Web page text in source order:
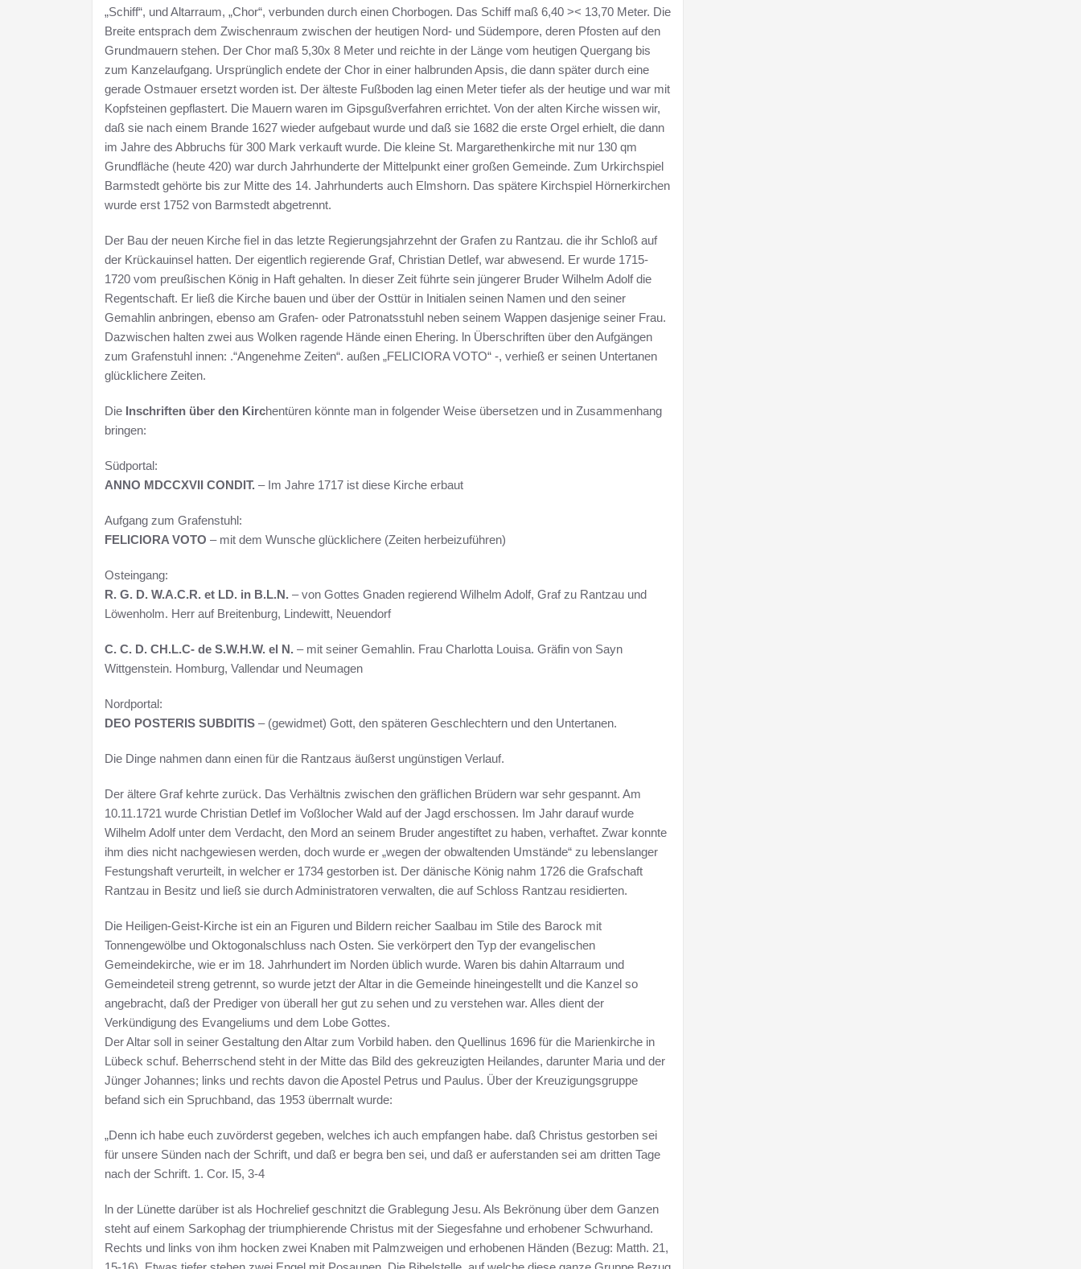
„Schiff“, und Altarraum, „Chor“, verbunden durch einen Chorbogen. Das Schiff maß 6,40 >< 13,70 Meter. Die
Breite entsprach dem Zwischenraum zwischen der heutigen Nord- und Südempore, deren Pfosten auf den
Grundmauern stehen. Der Chor maß 5,30x 8 Meter und reichte in der Länge vom heutigen Quergang bis
zum Kanzelaufgang. Ursprünglich endete der Chor in einer halbrunden Apsis, die dann später durch eine
gerade Ostmauer ersetzt worden ist. Der älteste Fußboden lag einen Meter tiefer als der heutige und war mit
Kopfsteinen gepflastert. Die Mauern waren im Gipsgußverfahren errichtet. Von der alten Kirche wissen wir,
daß sie nach einem Brande 1627 wieder aufgebaut wurde und daß sie 1682 die erste Orgel erhielt, die dann
im Jahre des Abbruchs für 300 Mark verkauft wurde. Die kleine St. Margarethenkirche mit nur 130 qm
Grundfläche (heute 420) war durch Jahrhunderte der Mittelpunkt einer großen Gemeinde. Zum Urkirchspiel
Barmstedt gehörte bis zur Mitte des 14. Jahrhunderts auch Elmshorn. Das spätere Kirchspiel Hörnerkirchen
wurde erst 1752 von Barmstedt abgetrennt.
Der Bau der neuen Kirche ﬁel in das letzte Regierungsjahrzehnt der Grafen zu Rantzau. die ihr Schloß auf
der Krückauinsel hatten. Der eigentlich regierende Graf, Christian Detlef, war abwesend. Er wurde 1715-
1720 vom preußischen König in Haft gehalten. In dieser Zeit führte sein jüngerer Bruder Wilhelm Adolf die
Regentschaft. Er ließ die Kirche bauen und über der Osttür in Initialen seinen Namen und den seiner
Gemahlin anbringen, ebenso am Grafen- oder Patronatsstuhl neben seinem Wappen dasjenige seiner Frau.
Dazwischen halten zwei aus Wolken ragende Hände einen Ehering. ln Überschriften über den Aufgängen
zum Grafenstuhl innen: .“Angenehme Zeiten“. außen „FELICIORA VOTO“ -, verhieß er seinen Untertanen
glücklichere Zeiten.
Die Inschriften über den Kirchentüren könnte man in folgender Weise übersetzen und in Zusammenhang
bringen:
Südportal:
ANNO MDCCXVII CONDIT. – Im Jahre 1717 ist diese Kirche erbaut
Aufgang zum Grafenstuhl:
FELICIORA VOTO – mit dem Wunsche glücklichere (Zeiten herbeizuführen)
Osteingang:
R. G. D. W.A.C.R. et LD. in B.L.N. – von Gottes Gnaden regierend Wilhelm Adolf, Graf zu Rantzau und
Löwenholm. Herr auf Breitenburg, Lindewitt, Neuendorf
C. C. D. CH.L.C- de S.W.H.W. el N. – mit seiner Gemahlin. Frau Charlotta Louisa. Gräfin von Sayn
Wittgenstein. Homburg, Vallendar und Neumagen
Nordportal:
DEO POSTERIS SUBDITIS – (gewidmet) Gott, den späteren Geschlechtern und den Untertanen.
Die Dinge nahmen dann einen für die Rantzaus äußerst ungünstigen Verlauf.
Der ältere Graf kehrte zurück. Das Verhältnis zwischen den gräﬂichen Brüdern war sehr gespannt. Am
10.11.1721 wurde Christian Detlef im Voßlocher Wald auf der Jagd erschossen. Im Jahr darauf wurde
Wilhelm Adolf unter dem Verdacht, den Mord an seinem Bruder angestiftet zu haben, verhaftet. Zwar konnte
ihm dies nicht nachgewiesen werden, doch wurde er „wegen der obwaltenden Umstände“ zu lebenslanger
Festungshaft verurteilt, in welcher er 1734 gestorben ist. Der dänische König nahm 1726 die Grafschaft
Rantzau in Besitz und ließ sie durch Administratoren verwalten, die auf Schloss Rantzau residierten.
Die Heiligen-Geist-Kirche ist ein an Figuren und Bildern reicher Saalbau im Stile des Barock mit
Tonnengewölbe und Oktogonalschluss nach Osten. Sie verkörpert den Typ der evangelischen
Gemeindekirche, wie er im 18. Jahrhundert im Norden üblich wurde. Waren bis dahin Altarraum und
Gemeindeteil streng getrennt, so wurde jetzt der Altar in die Gemeinde hineingestellt und die Kanzel so
angebracht, daß der Prediger von überall her gut zu sehen und zu verstehen war. Alles dient der
Verkündigung des Evangeliums und dem Lobe Gottes.
Der Altar soll in seiner Gestaltung den Altar zum Vorbild haben. den Quellinus 1696 für die Marienkirche in
Lübeck schuf. Beherrschend steht in der Mitte das Bild des gekreuzigten Heilandes, darunter Maria und der
Jünger Johannes; links und rechts davon die Apostel Petrus und Paulus. Über der Kreuzigungsgruppe
befand sich ein Spruchband, das 1953 überrnalt wurde:
„Denn ich habe euch zuvörderst gegeben, welches ich auch empfangen habe. daß Christus gestorben sei
für unsere Sünden nach der Schrift, und daß er begra ben sei, und daß er auferstanden sei am dritten Tage
nach der Schrift. 1. Cor. I5, 3-4
ln der Lünette darüber ist als Hochrelief geschnitzt die Grablegung Jesu. Als Bekrönung über dem Ganzen
steht auf einem Sarkophag der triumphierende Christus mit der Siegesfahne und erhobener Schwurhand.
Rechts und links von ihm hocken zwei Knaben mit Palmzweigen und erhobenen Händen (Bezug: Matth. 21,